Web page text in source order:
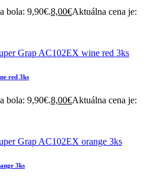
bola: 9,90€.8,00€Aktuálna cena je:
red 3ks
bola: 9,90€.8,00€Aktuálna cena je:
3ks